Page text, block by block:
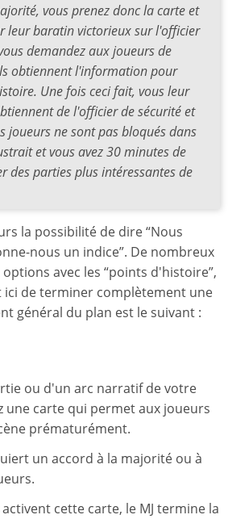
vous prenez donc la carte et
leur baratin victorieux sur l'officier
demandez aux joueurs de
obtiennent l'information pour
Une fois ceci fait, vous leur
de l'officier de sécurité et
joueurs ne sont pas bloqués dans
et vous avez 30 minutes de
des parties plus intéressantes de
la possibilité de dire “Nous
nous un indice”. De nombreux
avec les “points d'histoire”,
ici de terminer complètement une
général du plan est le suivant :
ou d'un arc narratif de votre
une carte qui permet aux joueurs
prématurément.
un accord à la majorité ou à
cette carte, le MJ termine la